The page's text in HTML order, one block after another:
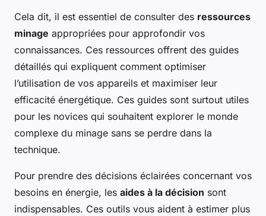
Cela dit, il est essentiel de consulter des ressources
minage appropriées pour approfondir vos
connaissances. Ces ressources offrent des guides
détaillés qui expliquent comment optimiser
l’utilisation de vos appareils et maximiser leur
efficacité énergétique. Ces guides sont surtout utiles
pour les novices qui souhaitent explorer le monde
complexe du minage sans se perdre dans la
technique.
Pour prendre des décisions éclairées concernant vos
besoins en énergie, les aides à la décision sont
indispensables. Ces outils vous aident à estimer plus